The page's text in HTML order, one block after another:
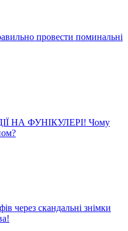
провести поминальні
НА ФУНІКУЛЕРІ! Чому
через скандальні знімки